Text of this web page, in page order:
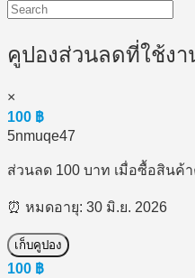
คูปองส่วนลดที่ใช้งา
×
100 ฿
5nmuqe47
ส่วนลด 100 บาท เมื่อซื้อสินค้
⏰ หมดอายุ: 30 มิ.ย. 2026
เก็บคูปอง
100 ฿